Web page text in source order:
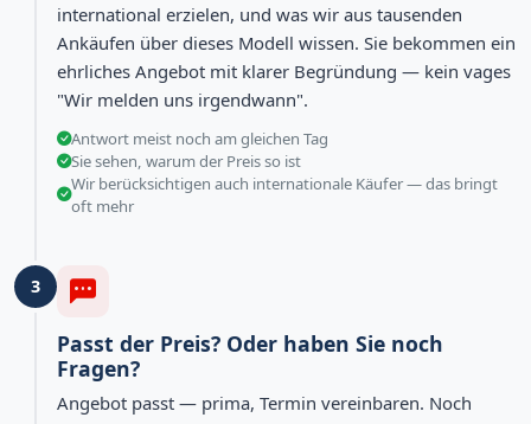
international erzielen, und was wir aus tausenden
Ankäufen über dieses Modell wissen. Sie bekommen ein
ehrliches Angebot mit klarer Begründung — kein vages
"Wir melden uns irgendwann".
Antwort meist noch am gleichen Tag
Sie sehen, warum der Preis so ist
Wir berücksichtigen auch internationale Käufer — das bringt
oft mehr
3
Passt der Preis? Oder haben Sie noch
Fragen?
Angebot passt — prima, Termin vereinbaren. Noch